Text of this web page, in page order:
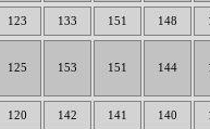
123 133 151 148
125 153 151 144
120 142 141 140